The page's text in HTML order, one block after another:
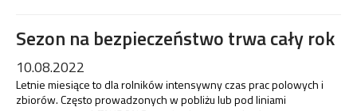
Sezon na bezpieczeństwo trwa cały rok
10.08.2022
Letnie miesiące to dla rolników intensywny czas prac polowych i
zbiorów. Często prowadzonych w pobliżu lub pod liniami